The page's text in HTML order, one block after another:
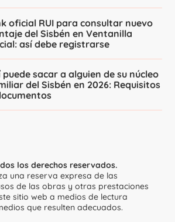
oficial RUI para consultar nuevo
del Sisbén en Ventanilla
así debe registrarse
puede sacar a alguien de su núcleo
del Sisbén en 2026: Requisitos
los derechos reservados.
una reserva expresa de las
de las obras y otras prestaciones
sitio web a medios de lectura
que resulten adecuados.